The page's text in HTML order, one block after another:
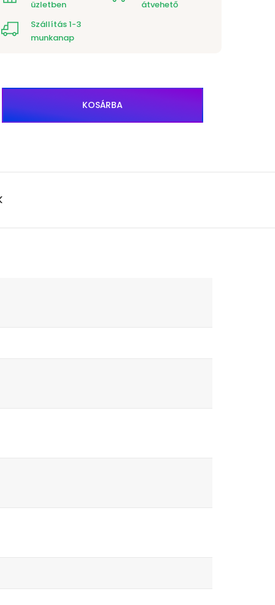
üzletben
átvehető
Szállítás 1-3
munkanap
KOSÁRBA